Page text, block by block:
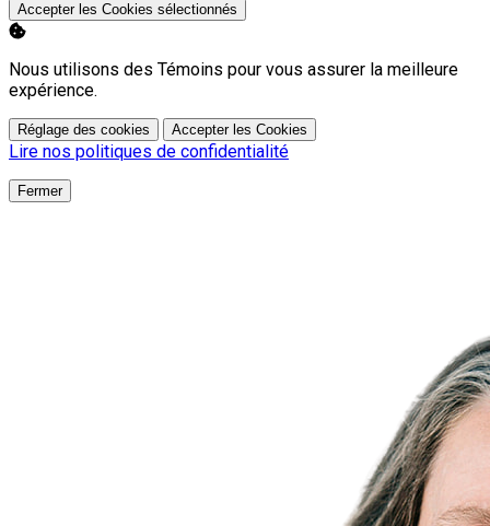
Accepter les Cookies sélectionnés
Nous utilisons des Témoins pour vous assurer la meilleure
expérience.
Réglage des cookies Accepter les Cookies
Lire nos politiques de confidentialité
Fermer